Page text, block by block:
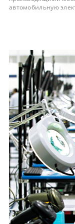
автомобильную